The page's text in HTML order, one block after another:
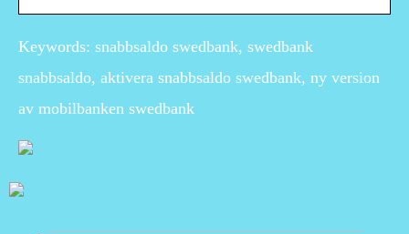
Keywords: snabbsaldo swedbank, swedbank
snabbsaldo, aktivera snabbsaldo swedbank, ny version
av mobilbanken swedbank